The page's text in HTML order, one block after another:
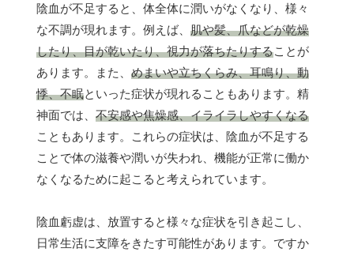
陰血が不足すると、体全体に潤いがなくなり、様々
な不調が現れます。例えば、 肌や髪、爪などが乾燥
したり、目が乾いたり、視力が落ちたりすることが
あります。また、 めまいや立ちくらみ、耳鳴り、動
悸、不眠といった症状が現れることもあります。精
神面では、 不安感や焦燥感、イライラしやすくなる
こともあります。これらの症状は、陰血が不足する
ことで体の滋養や潤いが失われ、機能が正常に働か
なくなるために起こると考えられています。
陰血虧虚は、放置すると様々な症状を引き起こし、
日常生活に支障をきたす可能性があります。ですか